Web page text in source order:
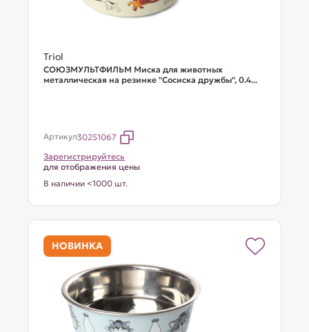
Triol
СОЮЗМУЛЬТФИЛЬМ Миска для животных
металлическая на резинке "Сосиска дружбы", 0.4...
Артикул30251067
Зарегистрируйтесь
для отображения цены
В наличии <1000 шт.
НОВИНКА